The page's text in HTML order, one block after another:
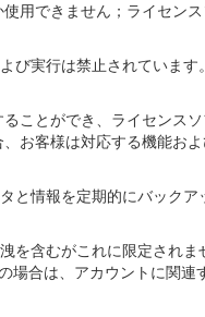
用できません；ライセン
び実行は禁止されています
ことができ、ライセンス
お客様は対応する機能お
と情報を定期的にバックア
を含むがこれに限定されま
場合は、アカウントに関連